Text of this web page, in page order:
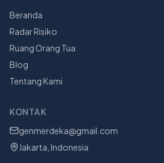
Beranda
Radar Risiko
Ruang Orang Tua
Blog
Tentang Kami
KONTAK
genmerdeka@gmail.com
Jakarta, Indonesia